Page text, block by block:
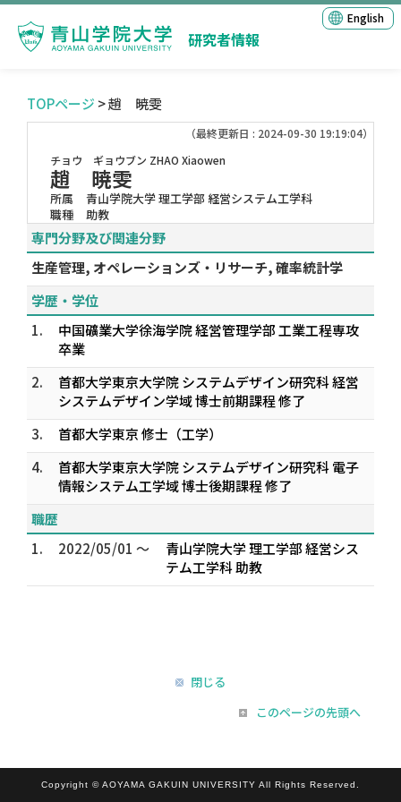
研究者情報
English
TOPページ > 趙 暁雯
（最終更新日 : 2024-09-30 19:19:04）
チョウ ギョウブン ZHAO Xiaowen
趙 暁雯
所属
青山学院大学 理工学部 経営システム工学科
職種
助教
専門分野及び関連分野
生産管理, オペレーションズ・リサーチ, 確率統計学
学歴・学位
1.
中国礦業大学徐海学院 経営管理学部 工業工程専攻
卒業
2.
首都大学東京大学院 システムデザイン研究科 経営
システムデザイン学域 博士前期課程 修了
3.
首都大学東京 修士（工学）
4.
首都大学東京大学院 システムデザイン研究科 電子
情報システム工学域 博士後期課程 修了
職歴
1.
2022/05/01 ～
青山学院大学 理工学部 経営シス
テム工学科 助教
閉じる
このページの先頭へ
Copyright © AOYAMA GAKUIN UNIVERSITY All Rights Reserved.